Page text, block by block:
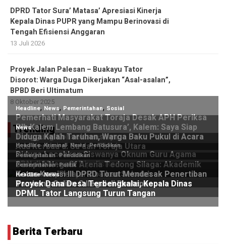
DPRD Tator Sura’ Matasa’ Apresiasi Kinerja
Kepala Dinas PUPR yang Mampu Berinovasi di
Tengah Efisiensi Anggaran
13 Juli 2026
Proyek Jalan Palesan – Buakayu Tator
Disorot: Warga Duga Dikerjakan “Asal-asalan”,
BPBD Beri Ultimatum
8 Oktober 2025
Trending
Berita Terbaru